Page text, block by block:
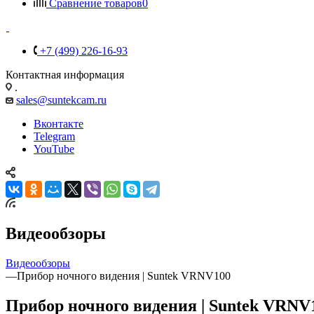
Сравнение товаров0
+7 (499) 226-16-93
Контактная информация
.
sales@suntekcam.ru
Вконтакте
Telegram
YouTube
Видеообзоры
Видеообзоры
—Прибор ночного видения | Suntek VRNV100
Прибор ночного видения | Suntek